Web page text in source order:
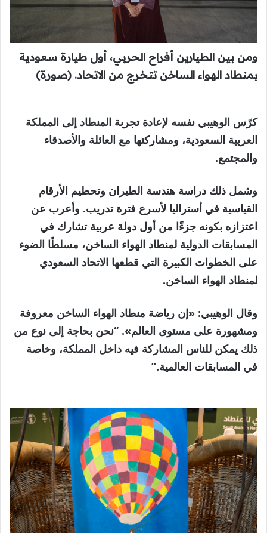
ومن بين الطيارين أفراح الحربي، أول طيارة سعودية
بمنطاد الهواء الساخن تتخرج من الاتحاد. (صورة)
كرّس الوهيبي نفسه لإعادة تجربة المنطاد إلى المملكة
العربية السعودية، ومشاركتها مع العائلة والأصدقاء
والمجتمع.
وشمل ذلك دراسة هندسة الطيران وتحطيم الأرقام
القياسية في أستراليا لأسرع فترة تدريب. وأعرب عن
اعتزازه بكونه جزءًا من أول دولة عربية تشارك في
المسابقات الدولية لمنطاد الهواء الساخن، مسلطًا الضوء
على الخطوات الكبيرة التي قطعها الاتحاد السعودي
لمنطاد الهواء الساخن.
وقال الوهيبي: «إن رياضة منطاد الهواء الساخن معروفة
ومشهورة على مستوى العالم». “نحن بحاجة إلى نوع من
ذلك يمكن للناس المشاركة فيه داخل المملكة، وخاصة
في المسابقات العالمية.”